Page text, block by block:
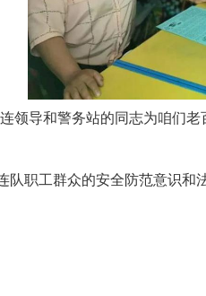
领导和警务站的同志为咱们
职工群众的安全防范意识和